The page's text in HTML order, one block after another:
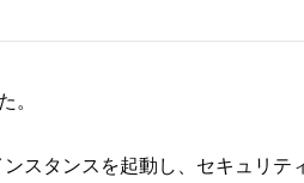
スタンスを起動し、セキュリテ